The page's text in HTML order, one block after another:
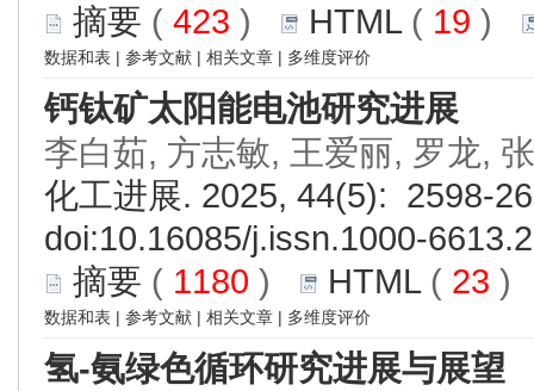
摘要 ( 423 ) HTML( 19 )
数据和表 | 参考文献 | 相关文章 | 多维度评价
钙钛矿太阳能电池研究进展
李白茹, 方志敏, 王爱丽, 罗龙,
化工进展. 2025, 44(5): 2598-
doi:10.16085/j.issn.1000-
摘要 ( 1180 ) HTML( 23
数据和表 | 参考文献 | 相关文章 | 多维度评价
氢-氨绿色循环研究进展与展望